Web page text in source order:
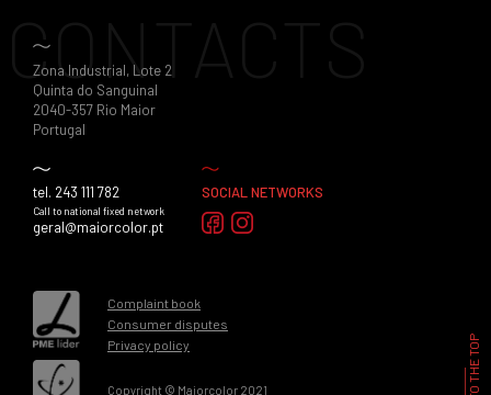
CONTACTS
Zona Industrial, Lote 2
Quinta do Sanguinal
2040-357 Rio Maior
Portugal
tel. 243 111 782
Call to national fixed network
geral@maiorcolor.pt
SOCIAL NETWORKS
Complaint book
Consumer disputes
Privacy policy
Copyright © Maiorcolor 2021